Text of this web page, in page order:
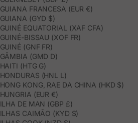
GUIANA FRANCESA (EUR €)
GUIANA (GYD $)
GUINÉ EQUATORIAL (XAF CFA)
GUINÉ-BISSAU (XOF FR)
GUINÉ (GNF FR)
GÂMBIA (GMD D)
HAITI (HTG G)
HONDURAS (HNL L)
HONG KONG, RAE DA CHINA (HKD $)
HUNGRIA (EUR €)
ILHA DE MAN (GBP £)
ILHAS CAIMÃO (KYD $)